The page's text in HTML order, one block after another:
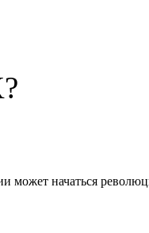
может начаться